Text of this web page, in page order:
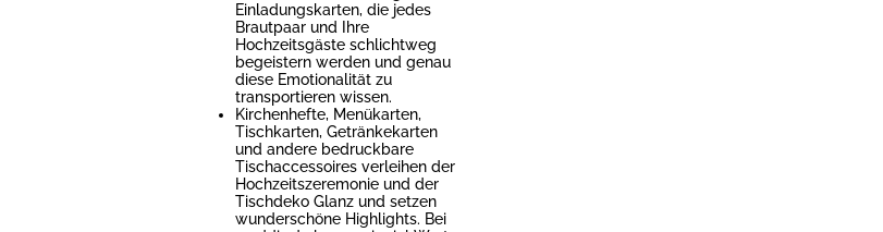
Einladungskarten, die jedes
Brautpaar und Ihre
Hochzeitsgäste schlichtweg
begeistern werden und genau
diese Emotionalität zu
transportieren wissen.
Kirchenhefte, Menükarten,
Tischkarten, Getränkekarten
und andere bedruckbare
Tischaccessoires verleihen der
Hochzeitszeremonie und der
Tischdeko Glanz und setzen
wunderschöne Highlights. Bei